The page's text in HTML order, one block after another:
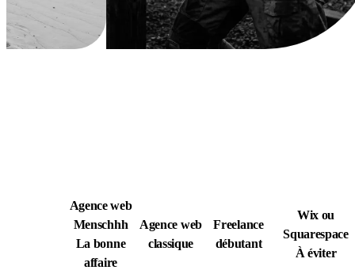
Agence web
Menschhh
La bonne
affaire
Agence web
classique
Freelance
débutant
Wix ou
Squarespace
À éviter